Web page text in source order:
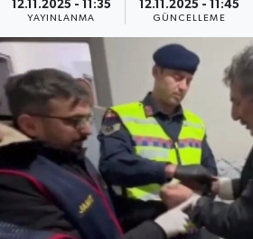
12.11.2025 - 11:35
YAYINLANMA
12.11.2025 - 11:45
GÜNCELLEME